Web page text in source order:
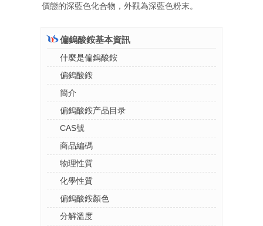
價態的深藍色化合物，外觀為深藍色粉末。
偏鎢酸銨基本資訊
什麼是偏鎢酸銨
偏鎢酸銨
簡介
偏鎢酸銨产品目录
CAS號
商品編碼
物理性質
化學性質
偏鎢酸銨顏色
分解溫度